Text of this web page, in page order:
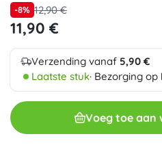
-8% 12,90 €
11,90 €
Verzending vanaf 5,90 €
Laatste stuk· Bezorging op
Voeg toe aan